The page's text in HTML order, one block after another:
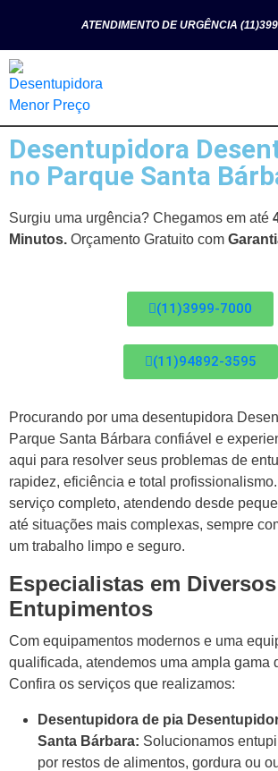
ATENDIMENTO DE URGÊNCIA
Desentupidora
no Parque Santa
Surgiu uma urgência? Chegamos em até
Minutos. Orçamento Gratuito com
(11)3999-7000
(11)94892-3595
Procurando por uma desentupidora
Parque Santa Bárbara confiável e
aqui para resolver seus problemas de
rapidez, eficiência e total
serviço completo, atendendo desde
até situações mais complexas, sempre
um trabalho limpo e seguro.
Especialistas em
Entupimentos
Com equipamentos modernos e uma
qualificada, atendemos uma ampla gama
Confira os serviços que realizamos:
Desentupidora de pia
Santa Bárbara: Solucionamos
por restos de alimentos, gordura ou